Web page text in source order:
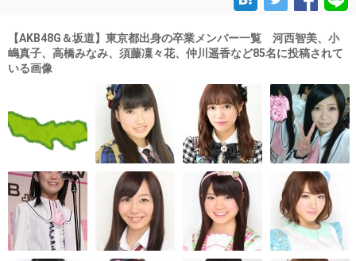
【AKB48G＆坂道】東京都出身の卒業メンバー一覧 河西智美、小
嶋真子、高橋みなみ、須藤凜々花、仲川遥香など85名に投稿されて
いる画像